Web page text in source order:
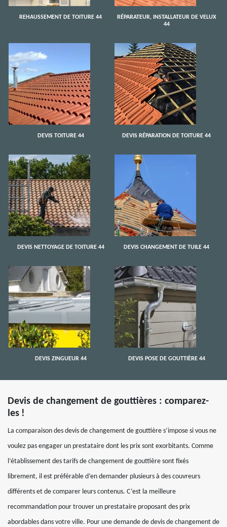
REHAUSSEMENT DE TOITURE 44
RÉPARATEUR, INSTALLATEUR DE VELUX
44
DEVIS TOITURE 44 DEVIS RÉPARATION DE TOITURE 44
DEVIS NETTOYAGE DE TOITURE 44 DEVIS CHANGEMENT DE TUILE 44
DEVIS ZINGUEUR 44 DEVIS POSE DE GOUTTIÈRE 44
Devis de changement de gouttières : comparez-
les !
La comparaison des devis de changement de gouttière s’impose si vous ne
voulez pas engager un prestataire dont les prix sont exorbitants. Comme
l’établissement des tarifs de changement de gouttière sont fixés
librement, il est préférable d’en demander plusieurs à des couvreurs
différents et de comparer leurs contenus. C’est la meilleure
recommandation pour trouver un prestataire proposant des prix
abordables dans votre ville. Pour une demande de devis de changement de